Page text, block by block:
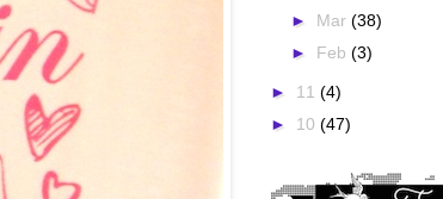
► Mar (38)
► Feb (3)
► 11 (4)
► 10 (47)